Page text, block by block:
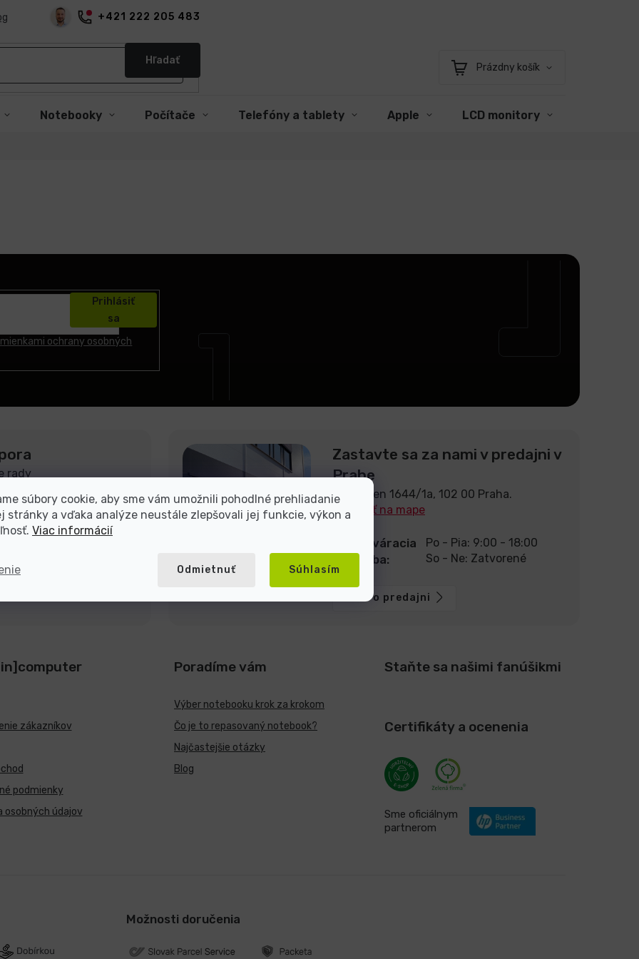
súbory cookie, aby sme vám umožnili pohodlné prehliadanie
stránky a vďaka analýze neustále zlepšovali jej funkcie, výkon a
Viac informácií
Odmietnuť Súhlasím
+421 222 205 483
Hľadať
Nákupný
Prázdny košík
Notebooky Počítače Telefóny a tablety Apple LCD monitory
ochrany osobných
Prihlásiť
sa
rady
Zastavte sa za nami v predajni v
Prahe
U Pekáren 1644/1a, 102 00 Praha.
Zobraziť na mape
Otváracia
doba:
Po - Pia: 9:00 - 18:00
So - Ne: Zatvorené
Viac o predajni
zákazníkov
podmienky
osobných údajov
Poradíme vám
Výber notebooku krok za krokom
Čo je to repasovaný notebook?
Najčastejšie otázky
Blog
Staňte sa našimi fanúšikmi
Certifikáty a ocenenia
Sme oficiálnym
partnerom
Možnosti doručenia